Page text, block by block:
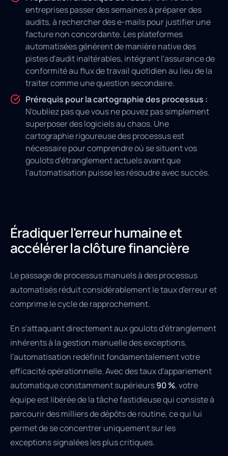
entreprises passer des semaines à préparer des
audits, à rechercher des e-mails pour justifier une
facture non concordante. Les plateformes
automatisées génèrent de manière native des
pistes d'audit inaltérables, intégrant l'assurance de
conformité au flux de travail quotidien au lieu de la
traiter comme une question secondaire.
Prérequis pour la cartographie des processus :
N'oubliez pas que vous ne pouvez pas simplement
superposer des logiciels au chaos. Une
cartographie rigoureuse des processus est
nécessaire pour comprendre où se situent vos
goulots d'étranglement actuels avant que
l'automatisation puisse les résoudre avec succès.
Éradiquer l'erreur humaine et
accélérer la clôture financière
Le passage de processus manuels à des processus
automatisés réduit considérablement le taux d'erreur et
comprime le cycle de rapprochement.
En s'attaquant directement aux goulots d'étranglement
inhérents à la gestion manuelle des exceptions,
l'automatisation redéfinit fondamentalement votre
efficacité opérationnelle. Avec des taux d'appariement
automatique constamment supérieurs90 %, votre
équipe est libérée de la tâche fastidieuse qui consiste à
parcourir des milliers de dépôts de routine, ce qui lui
permet de se concentrer uniquement sur les
exceptions signalées les plus critiques.